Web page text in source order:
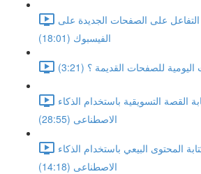
التفاعل على الصفحات الجديدة على
الفيسبوك (18:01)
للصفحات القديمة ؟ (3:21)
القصة التسويقية باستخدام الذكاء
الاصطناعى (28:55)
المحتوى البيعي باستخدام الذكاء
الاصطناعى (14:18)